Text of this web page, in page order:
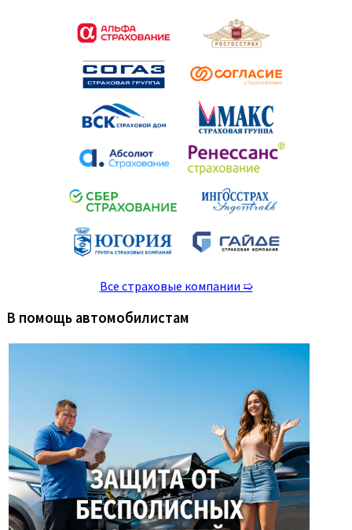
Все страховые компании ➯
В помощь автомобилистам